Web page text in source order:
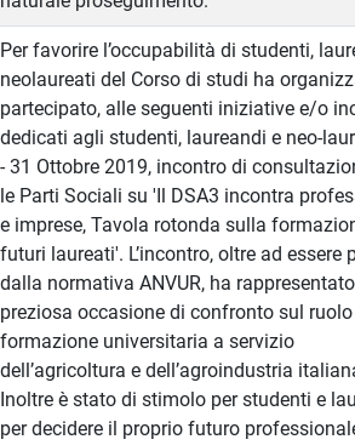
Per favorire l’occupabilità di studenti,
neolaureati del Corso di studi ha
partecipato, alle seguenti iniziative e/o
dedicati agli studenti, laureandi e neo-
- 31 Ottobre 2019, incontro di
le Parti Sociali su 'Il DSA3 incontra
e imprese, Tavola rotonda sulla
futuri laureati'. L’incontro, oltre ad essere
dalla normativa ANVUR, ha
preziosa occasione di confronto sul
formazione universitaria a servizio
dell’agricoltura e dell’agroindustria
Inoltre è stato di stimolo per studenti e
per decidere il proprio futuro